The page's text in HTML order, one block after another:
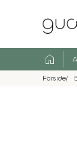
home
Forside